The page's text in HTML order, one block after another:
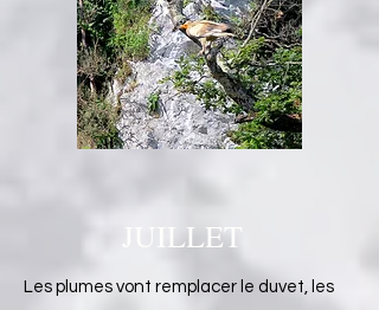
JUILLET
Les plumes vont remplacer le duvet, les